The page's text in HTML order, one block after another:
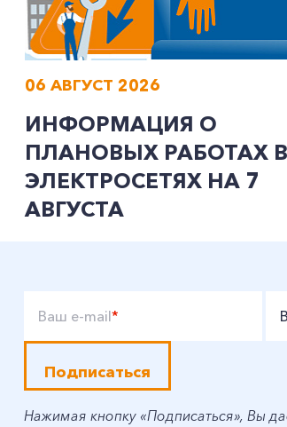
Заказать обратный звонок
Корпоративным клиентам
06 АВГУСТ 2026
ИНФОРМАЦИЯ О
ПЛАНОВЫХ РАБОТАХ В
ЭЛЕКТРОСЕТЯХ НА 7
АВГУСТА
Ваш e-mail*
Подписаться
Нажимая кнопку «Подписаться», Вы